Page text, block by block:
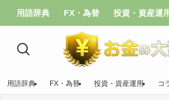
用語辞典 FX・為替 投資・資産運
用語辞典 FX・為替 投資・資産運用 コ